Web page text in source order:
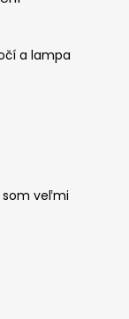
a lampa
som veľmi